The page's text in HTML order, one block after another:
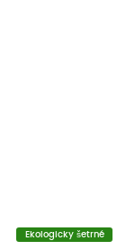
Ekologicky šetrné